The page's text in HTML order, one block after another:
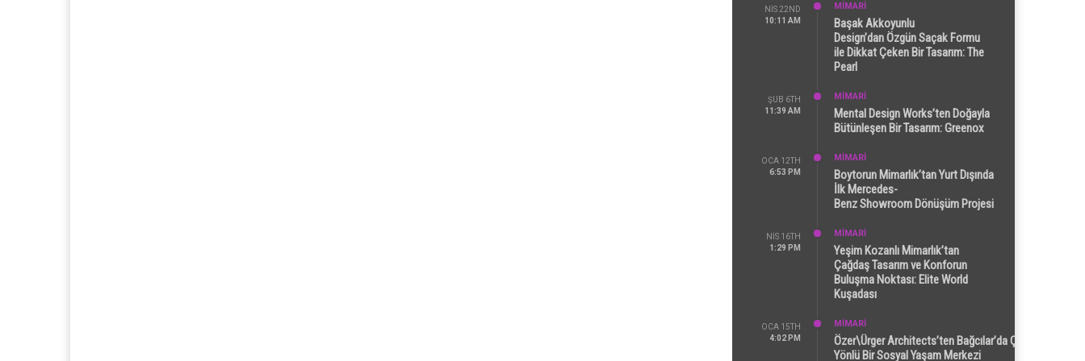
NIS 22ND
10:11 AM
MİMARİ
Başak Akkoyunlu
Design’dan Özgün Saçak Formu
ile Dikkat Çeken Bir Tasarım: The
Pearl
ŞUB 6TH
11:39 AM
MİMARİ
Mental Design Works’ten Doğayla
Bütünleşen Bir Tasarım: Greenox
OCA 12TH
6:53 PM
MİMARİ
Boytorun Mimarlık’tan Yurt Dışında
İlk Mercedes-
Benz Showroom Dönüşüm Projesi
NIS 16TH
1:29 PM
MİMARİ
Yeşim Kozanlı Mimarlık’tan
Çağdaş Tasarım ve Konforun
Buluşma Noktası: Elite World
Kuşadası
OCA 15TH
4:02 PM
MİMARİ
Özer\Ürger Architects’ten Bağcılar’da Çok
Yönlü Bir Sosyal Yaşam Merkezi